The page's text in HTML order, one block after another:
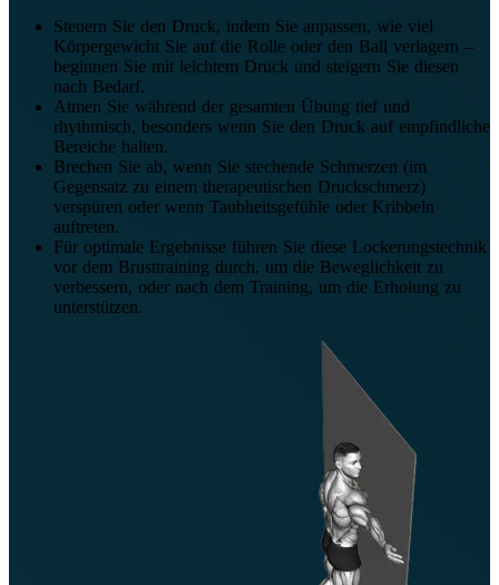
Steuern Sie den Druck, indem Sie anpassen, wie viel
Körpergewicht Sie auf die Rolle oder den Ball verlagern –
beginnen Sie mit leichtem Druck und steigern Sie diesen
nach Bedarf.
Atmen Sie während der gesamten Übung tief und
rhythmisch, besonders wenn Sie den Druck auf empfindliche
Bereiche halten.
Brechen Sie ab, wenn Sie stechende Schmerzen (im
Gegensatz zu einem therapeutischen Druckschmerz)
verspüren oder wenn Taubheitsgefühle oder Kribbeln
auftreten.
Für optimale Ergebnisse führen Sie diese Lockerungstechnik
vor dem Brusttraining durch, um die Beweglichkeit zu
verbessern, oder nach dem Training, um die Erholung zu
unterstützen.